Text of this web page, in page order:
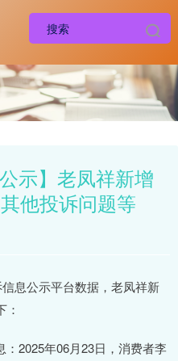
示】老凤祥新增
他投诉问题等
息公示平台数据，老凤祥新
2025年06月23日，消费者李